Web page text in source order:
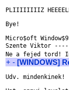
PLIIIIIIIIZ
Bye!
Micro$oft
Szente Viktor
Ne a fejed tord!
+ - [WINDOWS]
Udv. mindenkinek!